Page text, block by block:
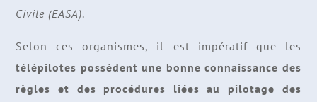
Civile (EASA).
Selon ces organismes, il est impératif que les
télépilotes possèdent une bonne connaissance des
règles et des procédures liées au pilotage des